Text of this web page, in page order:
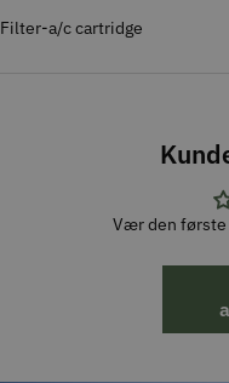
Filter-a/c cartridge
Vær den første